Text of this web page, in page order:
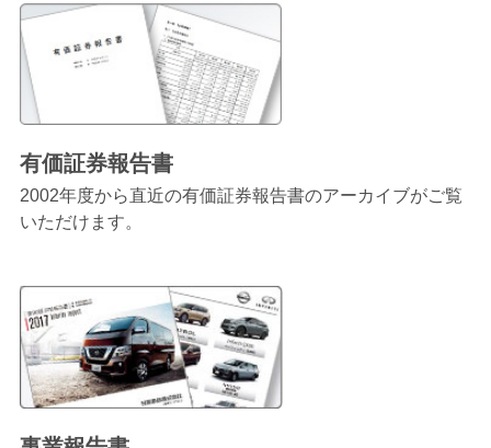
有価証券報告書
2002年度から直近の有価証券報告書のアーカイブがご覧
いただけます。